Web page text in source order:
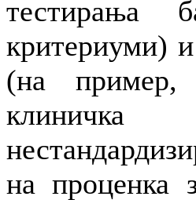
тестирања
критериуми)
(на пример,
клиничка
на проценка